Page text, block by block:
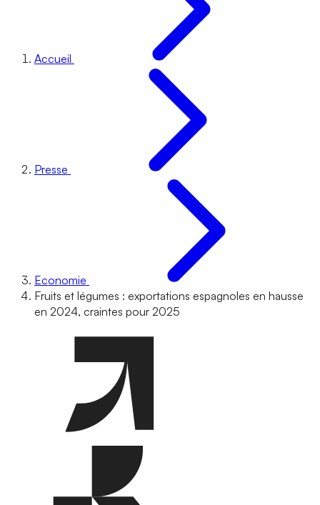
Accueil
Presse
Economie
Fruits et légumes : exportations espagnoles en hausse
en 2024, craintes pour 2025